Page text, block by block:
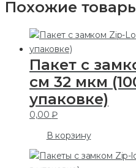
Похожие
Пакет с
см 32 мкм
упаковке)
0,00₽
В корзину